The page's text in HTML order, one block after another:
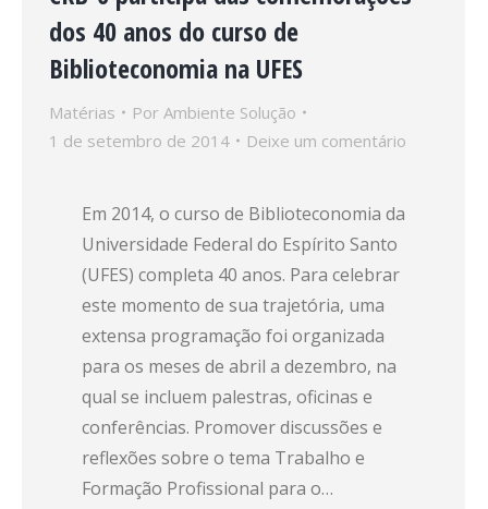
dos 40 anos do curso de
Biblioteconomia na UFES
Matérias Por Ambiente Solução
1 de setembro de 2014
Deixe um comentário
Em 2014, o curso de Biblioteconomia da
Universidade Federal do Espírito Santo
(UFES) completa 40 anos. Para celebrar
este momento de sua trajetória, uma
extensa programação foi organizada
para os meses de abril a dezembro, na
qual se incluem palestras, oficinas e
conferências. Promover discussões e
reflexões sobre o tema Trabalho e
Formação Profissional para o…